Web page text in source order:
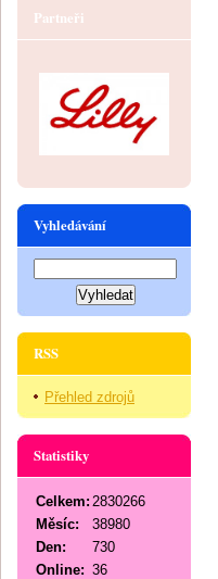
Partneři
Vyhledávání
RSS
Přehled zdrojů
Statistiky
Online: 36
Celkem: 2830266
Měsíc:
38980
Den:
730